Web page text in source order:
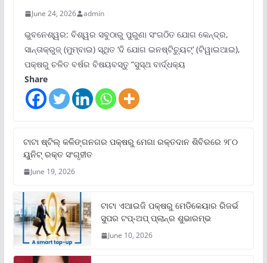
June 24, 2026 admin
ଭୁବନେଶ୍ୱର: ବିଶ୍ୱର ସବୁଠାରୁ ପୁରୁଣା ସଂଗଠିତ ଯୋଗ କେନ୍ଦ୍ର,
ସାନ୍ତାକ୍ରୁଜ୍ (ମୁମ୍ବାଇ) ସ୍ଥିତ ‘ଦି ଯୋଗ ଇନଷ୍ଟିଚ୍ୟୁଟ୍‌’ (ଟିୱାଇଆଇ),
ପକ୍ଷରୁ ଚଳିତ ବର୍ଷର ବିଷୟବସ୍ତୁ “ସୁସ୍ଥ ବାର୍ଦ୍ଧକ୍ୟ
Share
ଟାଟା ଷ୍ଟିଲ୍‌ କଳିଙ୍ଗନଗର ପକ୍ଷରୁ ମେଗା ରକ୍ତଦାନ ଶିବିରରେ ୨୮୦
ୟୁନିଟ୍‌ ରକ୍ତ ସଂଗୃହୀତ
June 19, 2026
ଟାଟା ଏଆଇଜି ପକ୍ଷରୁ ମେଡିକେୟାର ରିଜର୍ଭ
ସୁପର ଟପ୍‌-ଅପ୍ ପ୍ଲାନ୍‌ର ଶୁଭାରମ୍ଭ
June 10, 2026